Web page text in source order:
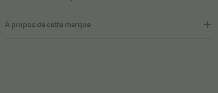
À propos de cette marque